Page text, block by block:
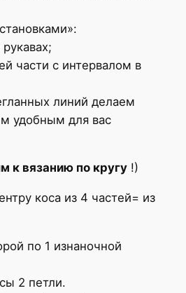
части с интервалом в
линий делаем
удобным для вас
к вязанию по кругу!)
коса из 4 частей= из
по 1 изнаночной
2 петли.